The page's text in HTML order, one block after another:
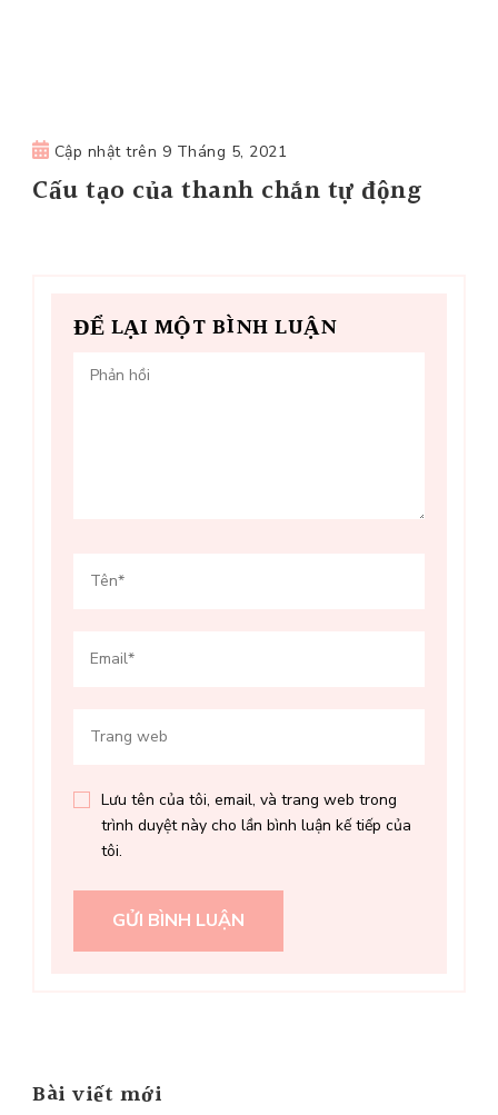
Cập nhật trên 9 Tháng 5, 2021
Cấu tạo của thanh chắn tự động
ĐỂ LẠI MỘT BÌNH LUẬN
Lưu tên của tôi, email, và trang web trong
trình duyệt này cho lần bình luận kế tiếp của
tôi.
Bài viết mới